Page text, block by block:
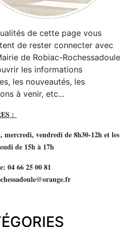
de cette page vous
de rester connecter avec
de Robiac-Rochessadoule
les informations
les nouveautés, les
à venir, etc...
:
mercredi, vendredi de 8h30-12h et les
de 15h à 17h
04 66 25 00 81